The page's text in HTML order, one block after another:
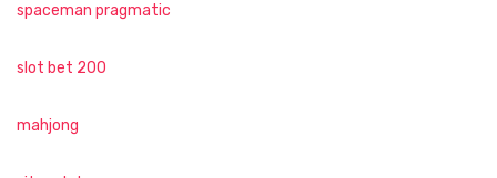
spaceman pragmatic
slot bet 200
mahjong